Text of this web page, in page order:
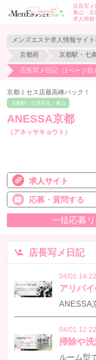
店長写メ
東山・京
求人情報
京都府 京都駅・七
店長写メ日記（1ページ目
京都ミセス店最高峰バック！
京都駅・七条烏丸・東山
ANESSA京都
（アネッサキョウト）
求人サイト
応募・質問する
一括応募
店長写メ日記
04/01 14:22
アリバイ
04/01 12:22
掃除や